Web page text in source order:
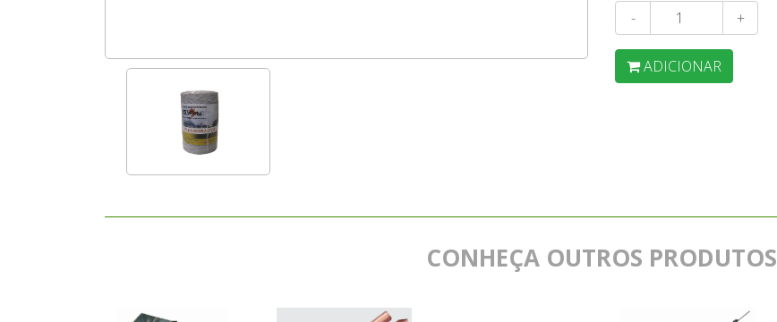
- +
ADICIONAR
CONHEÇA OUTROS PRODUTOS